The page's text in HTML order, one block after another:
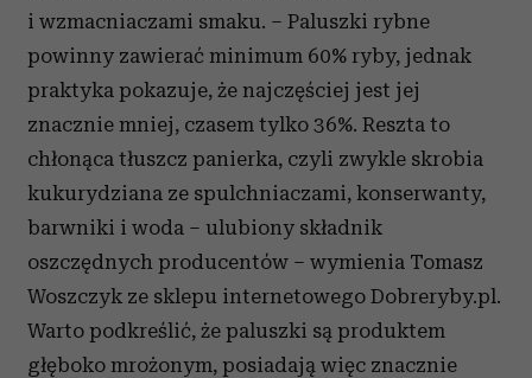
i wzmacniaczami smaku. – Paluszki rybne
powinny zawierać minimum 60% ryby, jednak
praktyka pokazuje, że najczęściej jest jej
znacznie mniej, czasem tylko 36%. Reszta to
chłonąca tłuszcz panierka, czyli zwykle skrobia
kukurydziana ze spulchniaczami, konserwanty,
barwniki i woda – ulubiony składnik
oszczędnych producentów – wymienia Tomasz
Woszczyk ze sklepu internetowego Dobreryby.pl.
Warto podkreślić, że paluszki są produktem
głęboko mrożonym, posiadają więc znacznie